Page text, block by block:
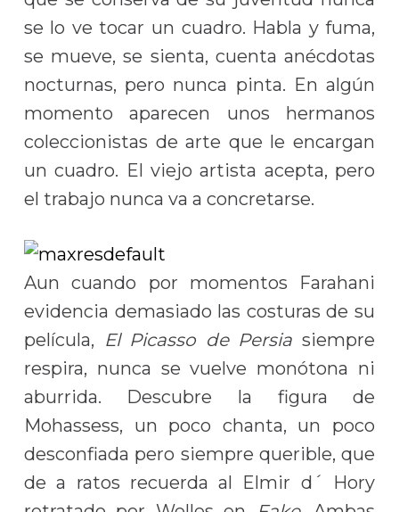
se lo ve tocar un cuadro. Habla y fuma,
se mueve, se sienta, cuenta anécdotas
nocturnas, pero nunca pinta. En algún
momento aparecen unos hermanos
coleccionistas de arte que le encargan
un cuadro. El viejo artista acepta, pero
el trabajo nunca va a concretarse.
Aun cuando por momentos Farahani
evidencia demasiado las costuras de su
película, El Picasso de Persia siempre
respira, nunca se vuelve monótona ni
aburrida. Descubre la figura de
Mohassess, un poco chanta, un poco
desconfiada pero siempre querible, que
de a ratos recuerda al Elmir d´ Hory